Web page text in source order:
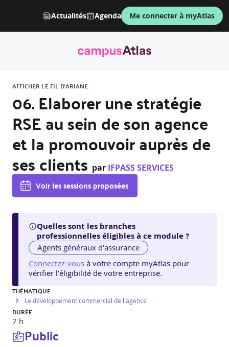
Actualités Agenda Me connecter à myAtlas
AFFICHER LE FIL D'ARIANE
06. Elaborer une stratégie
RSE au sein de son agence
et la promouvoir auprès de
ses clients par IFPASS SERVICES
Voir les sessions proposées
Quelles sont les branches
professionnelles éligibles à ce module ?
Agents généraux d'assurance
Connectez-vous à votre compte myAtlas pour
vérifier l'éligibilité de votre entreprise.
THÉMATIQUE
Le développement commercial de l'agence
DURÉE
7 h
Public